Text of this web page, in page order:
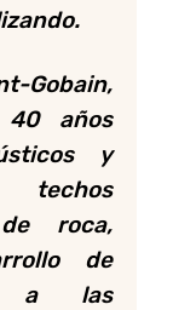
Gobain,
40 años
y
techos
roca,
de
a las